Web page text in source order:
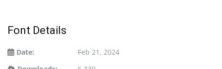
Font Details
Date:
Feb 21, 2024